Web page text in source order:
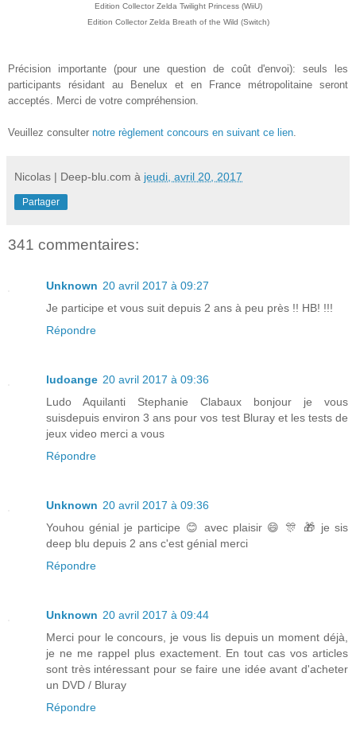
Edition Collector Zelda Twilight Princess (WiiU)
Edition Collector Zelda Breath of the Wild (Switch)
Précision importante (pour une question de coût d'envoi): seuls les
participants résidant au Benelux et en France métropolitaine seront
acceptés . Merci de votre compréhension
Veuillez consulter notre règlement concours en suivant ce lien
Nicolas | Deep-blu.com à jeudi, avril 20, 2017
Partager
341 commentaires:
Unknown 20 avril 2017 à 09:27
Je participe et vous suit depuis 2 ans à peu près !! HB! !!!
Répondre
ludoange 20 avril 2017 à 09:36
Ludo Aquilanti Stephanie Clabaux bonjour je vous
suisdepuis environ 3 ans pour vos test Bluray et les tests de
jeux video merci a vous
Répondre
Unknown 20 avril 2017 à 09:36
Youhou génial je participe 😊 avec plaisir 😄 🎊 🎁 je sis
deep blu depuis 2 ans c'est génial merci
Répondre
Unknown 20 avril 2017 à 09:44
Merci pour le concours, je vous lis depuis un moment déjà,
je ne me rappel plus exactement. En tout cas vos articles
sont très intéressant pour se faire une idée avant d'acheter
un DVD / Bluray
Répondre